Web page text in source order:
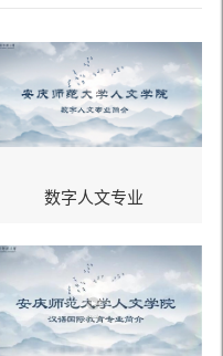
数字人文专业